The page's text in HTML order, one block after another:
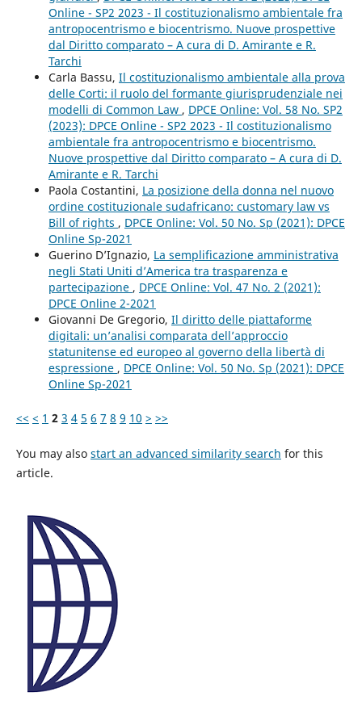
Online - SP2 2023 - Il costituzionalismo ambientale fra
antropocentrismo e biocentrismo. Nuove prospettive
dal Diritto comparato – A cura di D. Amirante e R.
Tarchi
Carla Bassu, Il costituzionalismo ambientale alla prova
delle Corti: il ruolo del formante giurisprudenziale nei
modelli di Common Law , DPCE Online: Vol. 58 No. SP2
(2023): DPCE Online - SP2 2023 - Il costituzionalismo
ambientale fra antropocentrismo e biocentrismo.
Nuove prospettive dal Diritto comparato – A cura di D.
Amirante e R. Tarchi
Paola Costantini, La posizione della donna nel nuovo
ordine costituzionale sudafricano: customary law vs
Bill of rights , DPCE Online: Vol. 50 No. Sp (2021): DPCE
Online Sp-2021
Guerino D’Ignazio, La semplificazione amministrativa
negli Stati Uniti d’America tra trasparenza e
partecipazione , DPCE Online: Vol. 47 No. 2 (2021):
DPCE Online 2-2021
Giovanni De Gregorio, Il diritto delle piattaforme
digitali: un’analisi comparata dell’approccio
statunitense ed europeo al governo della libertà di
espressione , DPCE Online: Vol. 50 No. Sp (2021): DPCE
Online Sp-2021
<< < 1 2 3 4 5 6 7 8 9 10 > >>
You may also start an advanced similarity search for this
article.